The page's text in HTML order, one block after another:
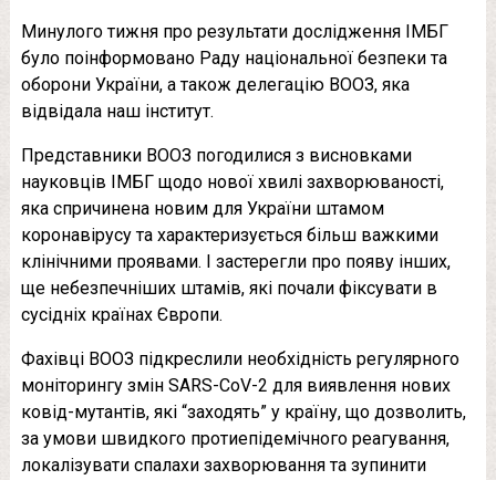
Минулого тижня про результати дослідження ІМБГ
було поінформовано Раду національної безпеки та
оборони України, а також делегацію ВООЗ, яка
відвідала наш інститут.
Представники ВООЗ погодилися з висновками
науковців ІМБГ щодо нової хвилі захворюваності,
яка спричинена новим для України штамом
коронавірусу та характеризується більш важкими
клінічними проявами. І застерегли про появу інших,
ще небезпечніших штамів, які почали фіксувати в
сусідніх країнах Європи.
Фахівці ВООЗ підкреслили необхідність регулярного
моніторингу змін SARS-CoV-2 для виявлення нових
ковід-мутантів, які “заходять” у країну, що дозволить,
за умови швидкого протиепідемічного реагування,
локалізувати спалахи захворювання та зупинити